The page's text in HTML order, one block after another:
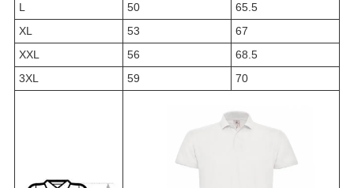
L
50
65.5
XL
53
67
XXL
56
68.5
3XL
59 70